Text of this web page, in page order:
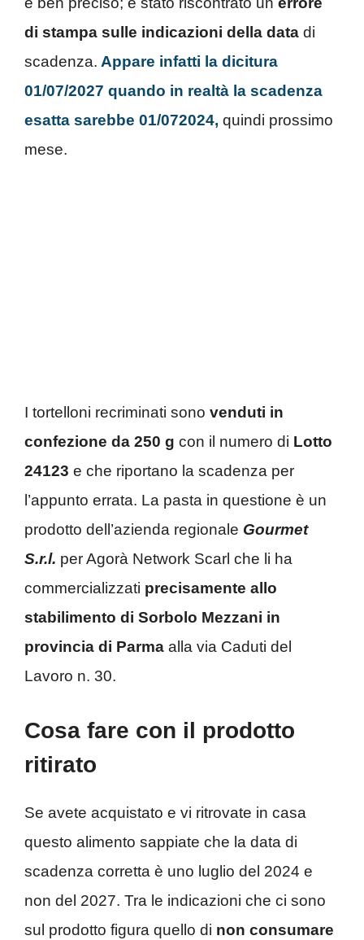
di stampa sulle indicazioni della data di
scadenza. Appare infatti la dicitura
01/07/2027 quando in realtà la scadenza
esatta sarebbe 01/072024, quindi prossimo
mese.
I tortelloni recriminati sono venduti in
confezione da 250 g con il numero di Lotto
24123 e che riportano la scadenza per
l’appunto errata. La pasta in questione è un
prodotto dell’azienda regionale Gourmet
S.r.l. per Agorà Network Scarl che li ha
commercializzati precisamente allo
stabilimento di Sorbolo Mezzani in
provincia di Parma alla via Caduti del
Lavoro n. 30.
Cosa fare con il prodotto
ritirato
Se avete acquistato e vi ritrovate in casa
questo alimento sappiate che la data di
scadenza corretta è uno luglio del 2024 e
non del 2027. Tra le indicazioni che ci sono
sul prodotto figura quello di non consumare